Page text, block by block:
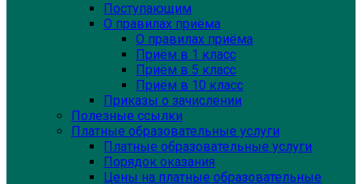
Поступающим
О правилах приёма
О правилах приёма
Приём в 1 класс
Приём в 5 класс
Приём в 10 класс
Приказы о зачислении
Полезные ссылки
Платные образовательные услуги
Платные образовательные услуги
Порядок оказания
Цены на платные образовательные